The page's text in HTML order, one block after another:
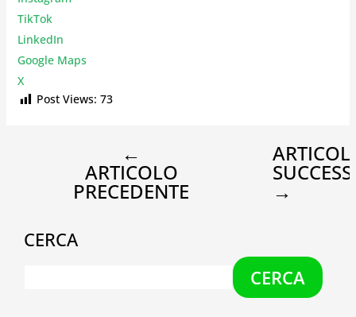
TikTok
LinkedIn
Google Maps
X
Post Views: 73
←
ARTICOLO
PRECEDENTE →
CERCA
CERCA